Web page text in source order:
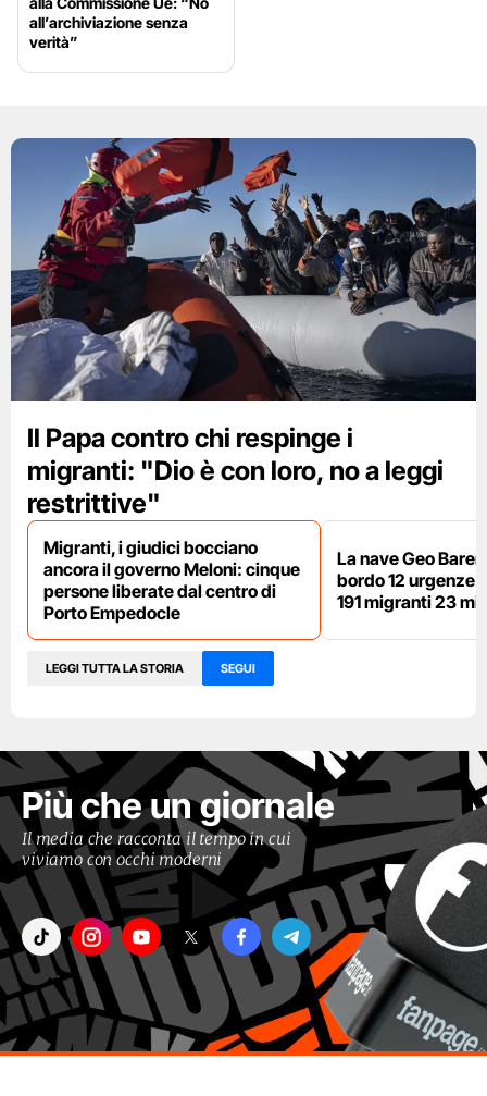
all’archiviazione senza
verità”
Il Papa contro chi respinge i
migranti: "Dio è con loro, no a leggi
restrittive"
Migranti, i giudici bocciano
ancora il governo Meloni: cinque
persone liberate dal centro di
Porto Empedocle
La nave Geo
bordo 12 urgenze
191 migranti 23
LEGGI TUTTA LA STORIA SEGUI
Più che un giornale
Il media che racconta il tempo in cui
viviamo con occhi moderni